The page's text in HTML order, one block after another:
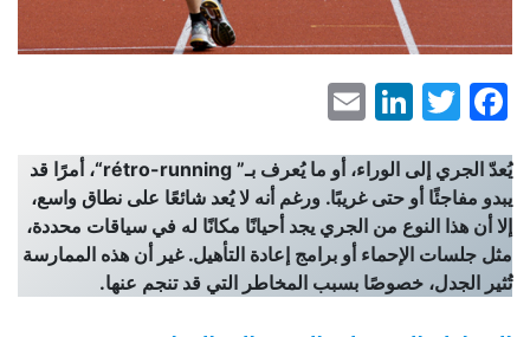
Facebook
Twitter
LinkedIn
يُعدّ الجري إلى الوراء، أو ما يُعرف بـ”
“، أمرًا قد
يبدو مفاجئًا أو حتى غريبًا. ورغم أنه لا يُعد شائعًا على نطاق واسع،
إلا أن هذا النوع من الجري يجد أحيانًا مكانًا له في سياقات محددة،
مثل جلسات الإحماء أو برامج إعادة التأهيل. غير أن هذه الممارسة
تُثير الجدل، خصوصًا بسبب المخاطر التي قد تنجم عنها.